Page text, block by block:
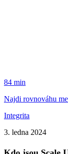
84 min
Najdi rovnováhu
Integrita
3. ledna 2024